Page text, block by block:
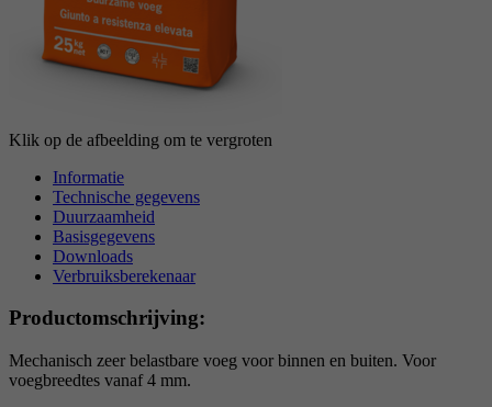
Klik op de afbeelding om te vergroten
Informatie
Technische gegevens
Duurzaamheid
Basisgegevens
Downloads
Verbruiksberekenaar
Productomschrijving:
Mechanisch zeer belastbare voeg voor binnen en buiten. Voor
voegbreedtes vanaf 4 mm.